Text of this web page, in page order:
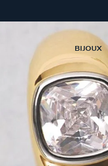
BIJOUX